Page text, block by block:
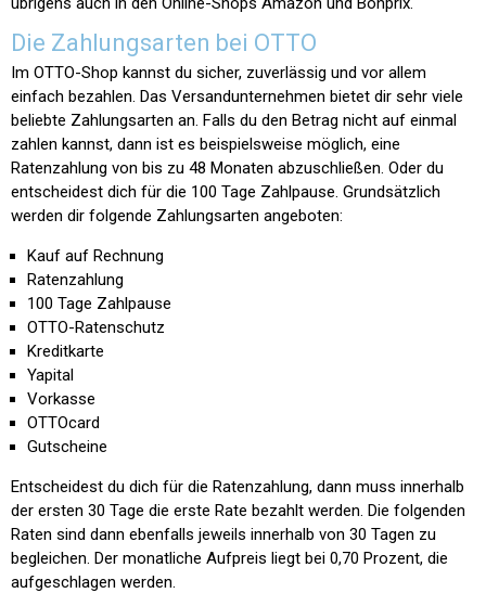
Die Zahlungsarten bei OTTO
Im OTTO-Shop kannst du sicher, zuverlässig und vor allem
einfach bezahlen. Das Versandunternehmen bietet dir sehr viele
beliebte Zahlungsarten an. Falls du den Betrag nicht auf einmal
zahlen kannst, dann ist es beispielsweise möglich, eine
Ratenzahlung von bis zu 48 Monaten abzuschließen. Oder du
entscheidest dich für die 100 Tage Zahlpause. Grundsätzlich
werden dir folgende Zahlungsarten angeboten:
Kauf auf Rechnung
Ratenzahlung
100 Tage Zahlpause
OTTO-Ratenschutz
Kreditkarte
Yapital
Vorkasse
OTTOcard
Gutscheine
Entscheidest du dich für die Ratenzahlung, dann muss innerhalb
der ersten 30 Tage die erste Rate bezahlt werden. Die folgenden
Raten sind dann ebenfalls jeweils innerhalb von 30 Tagen zu
begleichen. Der monatliche Aufpreis liegt bei 0,70 Prozent, die
aufgeschlagen werden.